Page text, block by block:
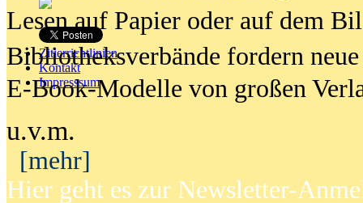
Zitierrichtlinien
Kontakt
Impresssum
Lesen auf Papier oder auf dem
Bibliotheksverbände fordern neue
E-Book-Modelle von großen
u.v.m.
[mehr]
Hier geht es zur Newsletter-